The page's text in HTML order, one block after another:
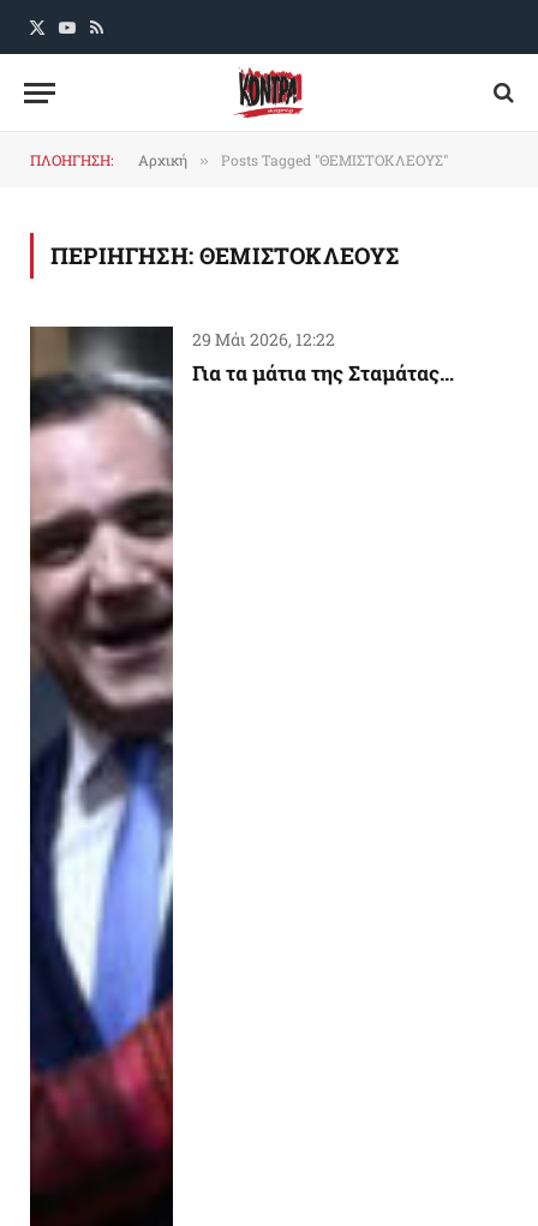
X
YouTube
RSS
ΠΛΟΗΓΗΣΗ: Αρχική » Posts Tagged "ΘΕΜΙΣΤΟΚΛΕΟΥΣ"
ΠΕΡΙΗΓΗΣΗ:ΘΕΜΙΣΤΟΚΛΕΟΥΣ
29 Μάι 2026, 12:22
Για τα μάτια της Σταμάτας…